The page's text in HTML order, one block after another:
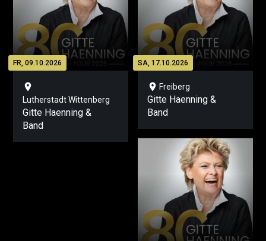
FR, 09.10.2026
location_on
Lutherstadt Wittenberg
Gitte Haenning &
Band
SA, 17.10.2026
location_on Freiberg
Gitte Haenning &
Band